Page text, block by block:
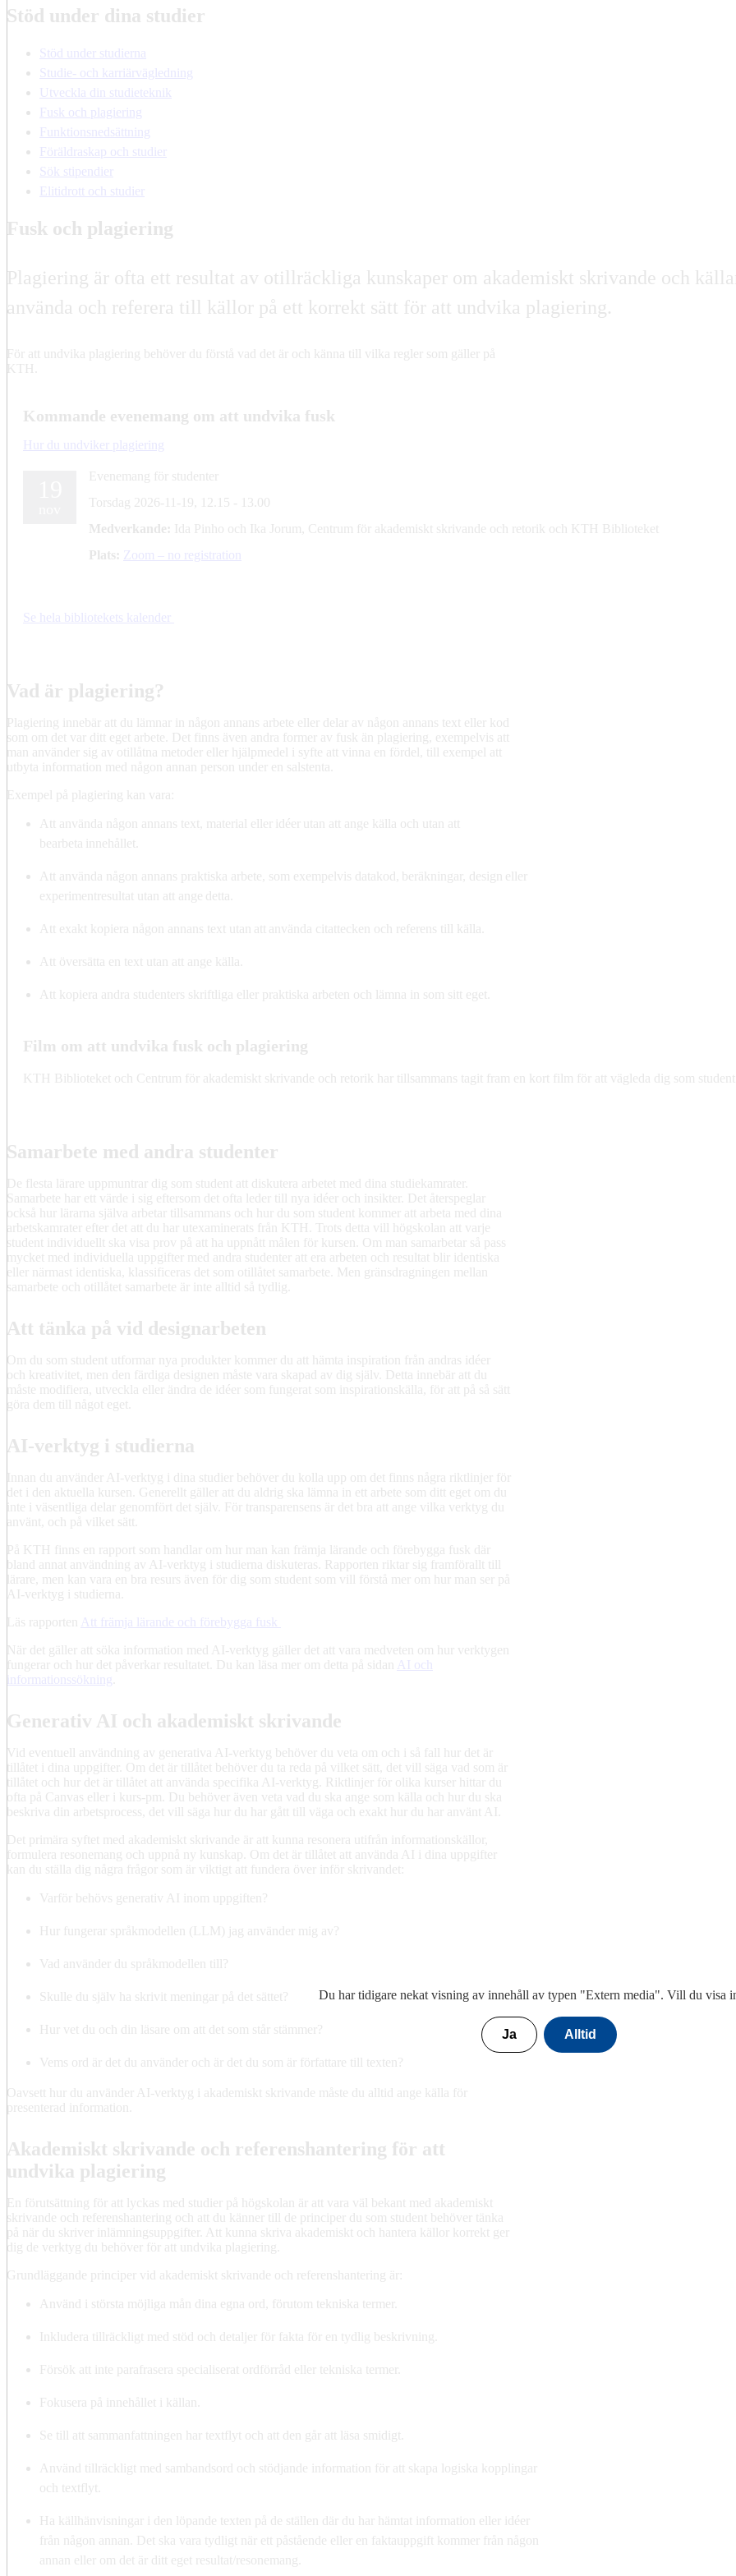
Stöd under dina studier
Stöd under studierna
Studie- och karriärvägledning
Utveckla din studieteknik
Fusk och plagiering
Funktionsnedsättning
Föräldraskap och studier
Sök stipendier
Elitidrott och studier
Fusk och plagiering
Plagiering är ofta ett resultat av otillräckliga kunskaper om akademiskt skrivande och
använda och referera till källor på ett korrekt sätt för att undvika plagiering.
För att undvika plagiering behöver du förstå vad det är och känna till vilka regler som gäller på
KTH.
Kommande evenemang om att undvika fusk
Hur du undviker plagiering
Evenemang för studenter
Torsdag 2026-11-19,
12.15 - 13.00
Medverkande: Ida Pinho och Ika Jorum, Centrum för akademiskt skrivande och retorik och KTH Biblioteket
Plats: Zoom – no registration
Se hela bibliotekets kalender
Vad är plagiering?
Plagiering innebär att du lämnar in någon annans arbete eller delar av någon annans text eller kod
som om det var ditt eget arbete. Det finns även andra former av fusk än plagiering, exempelvis att
man använder sig av otillåtna metoder eller hjälpmedel i syfte att vinna en fördel, till exempel att
utbyta information med någon annan person under en salstenta.
Exempel på plagiering kan vara:
Att använda någon annans text, material eller idéer utan att ange källa och utan att
bearbeta innehållet.​
Att använda någon annans praktiska arbete, som exempelvis datakod, beräkningar, design eller
experimentresultat utan att ange detta.​
Att exakt kopiera någon annans text utan att använda citattecken och referens till källa.
Att översätta en text utan att ange källa.
Att kopiera andra studenters skriftliga eller praktiska arbeten och lämna in som sitt eget.
Film om att undvika fusk och plagiering
KTH Biblioteket och Centrum för akademiskt skrivande och retorik har tillsammans tagit fram en kort film för att vägleda dig som
Du har tidigare nekat visning av innehåll av typen "Extern media". Vill du visa
Ja Alltid
Samarbete med andra studenter
De flesta lärare uppmuntrar dig som student att diskutera arbetet med dina studiekamrater.
Samarbete har ett värde i sig eftersom det ofta leder till nya idéer och insikter. Det återspeglar
också hur lärarna själva arbetar tillsammans och hur du som student kommer att arbeta med dina
arbetskamrater efter det att du har utexaminerats från KTH. Trots detta vill högskolan att varje
student individuellt ska visa prov på att ha uppnått målen för kursen. Om man samarbetar så pass
mycket med individuella uppgifter med andra studenter att era arbeten och resultat blir identiska
eller närmast identiska, klassificeras det som otillåtet samarbete. Men gränsdragningen mellan
samarbete och otillåtet samarbete är inte alltid så tydlig.
Att tänka på vid designarbeten
Om du som student utformar nya produkter kommer du att hämta inspiration från andras idéer
och kreativitet, men den färdiga designen måste vara skapad av dig själv. Detta innebär att du
måste modifiera, utveckla eller ändra de idéer som fungerat som inspirationskälla, för att på så sätt
göra dem till något eget.
AI-verktyg i studierna
Innan du använder AI-verktyg i dina studier behöver du kolla upp om det finns några riktlinjer för
det i den aktuella kursen. Generellt gäller att du aldrig ska lämna in ett arbete som ditt eget om du
inte i väsentliga delar genomfört det själv. För transparensens är det bra att ange vilka verktyg du
använt, och på vilket sätt.
På KTH finns en rapport som handlar om hur man kan främja lärande och förebygga fusk där
bland annat användning av AI-verktyg i studierna diskuteras. Rapporten riktar sig framförallt till
lärare, men kan vara en bra resurs även för dig som student som vill förstå mer om hur man ser på
AI-verktyg i studierna.
Läs rapporten
Att främja lärande och förebygga fusk
När det gäller att söka information med AI-verktyg gäller det att vara medveten om hur verktygen
fungerar och hur det påverkar resultatet. Du kan läsa mer om detta på sidan
AI och
informationssökning
Generativ AI och akademiskt skrivande
Vid eventuell användning av generativa AI-verktyg behöver du veta om och i så fall hur det är
tillåtet i dina uppgifter. Om det är tillåtet behöver du ta reda på vilket sätt, det vill säga vad som är
tillåtet och hur det är tillåtet att använda specifika AI-verktyg. Riktlinjer för olika kurser hittar du
ofta på Canvas eller i kurs-pm. Du behöver även veta vad du ska ange som källa och hur du ska
beskriva din arbetsprocess, det vill säga hur du har gått till väga och exakt hur du har använt AI.
Det primära syftet med akademiskt skrivande är att kunna resonera utifrån informationskällor,
formulera resonemang och uppnå ny kunskap. Om det är tillåtet att använda AI i dina uppgifter
kan du ställa dig några frågor som är viktigt att fundera över inför skrivandet:
Varför behövs generativ AI inom uppgiften?
Hur fungerar språkmodellen (LLM) jag använder mig av?
Vad använder du språkmodellen till?
Skulle du själv ha skrivit meningar på det sättet?
Hur vet du och din läsare om att det som står stämmer?
Vems ord är det du använder och är det du som är författare till texten?
Oavsett hur du använder AI-verktyg i akademiskt skrivande måste du alltid ange källa för
presenterad information.
Akademiskt skrivande och referenshantering för att
undvika plagiering
En förutsättning för att lyckas med studier på högskolan är att vara väl bekant med akademiskt
skrivande och referenshantering och att du känner till de principer du som student behöver tänka
på när du skriver inlämningsuppgifter. Att kunna skriva akademiskt och hantera källor korrekt ger
dig de verktyg du behöver för att undvika plagiering.
Grundläggande principer vid akademiskt skrivande och referenshantering är:
Använd i största möjliga mån dina egna ord, förutom tekniska termer.
Inkludera tillräckligt med stöd och detaljer för fakta för en tydlig beskrivning.
Försök att inte parafrasera specialiserat ordförråd eller tekniska termer.
Fokusera på innehållet i källan.
Se till att sammanfattningen har textflyt och att den går att läsa smidigt.
Använd tillräckligt med sambandsord och stödjande information för att skapa logiska kopplingar
och textflyt.
Ha källhänvisningar i den löpande texten på de ställen där du har hämtat information eller idéer
från någon annan. Det ska vara tydligt när ett påstående eller en faktauppgift kommer från någon
annan eller om det är ditt eget resultat/resonemang.